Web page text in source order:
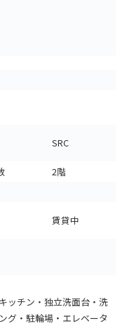
SRC
2階
賃貸中
ッチン・独立洗面台・洗
グ・駐輪場・エレベータ